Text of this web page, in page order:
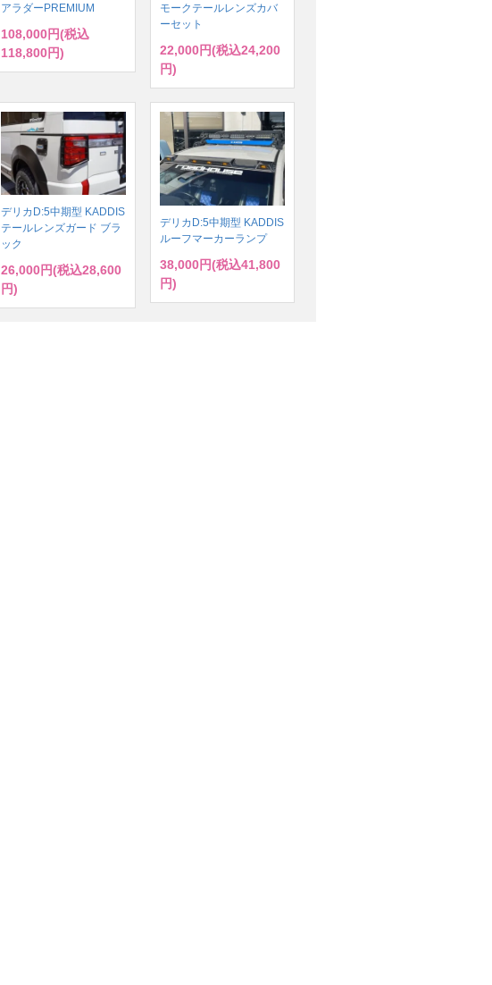
アラダーPREMIUM
108,000円(税込
118,800円)
モークテールレンズカバ
ーセット
22,000円(税込24,200
円)
デリカD:5中期型 KADDIS
テールレンズガード ブラ
ック
26,000円(税込28,600
円)
デリカD:5中期型 KADDIS
ルーフマーカーランプ
38,000円(税込41,800
円)